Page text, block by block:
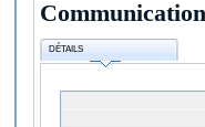
DÉTAILS